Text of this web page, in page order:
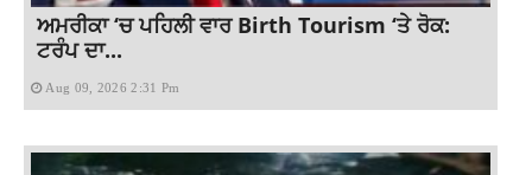
ਅਮਰੀਕਾ ‘ਚ ਪਹਿਲੀ ਵਾਰ Birth Tourism ‘ਤੇ ਰੋਕ:
ਟਰੰਪ ਦਾ...
Aug 09, 2026 2:31 Pm